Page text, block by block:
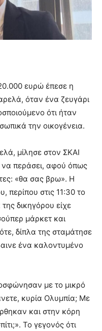
ευρώ έπεσε η
όταν ένα ζευγάρι
ότι ήταν
την οικογένεια.
μίλησε στον ΣΚΑΙ
να περάσει, αφού όπως
«θα σας βρω». Η
περίπου στις 11:30 το
δικηγόρου είχε
μάρκετ και
δίπλα της σταμάτησε
ένα καλοντυμένο
με το μικρό
κυρία Ολυμπία; Με
και στην κόρη
Το γεγονός ότι